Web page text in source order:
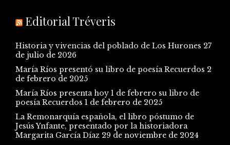
Editorial Tréveris
Historia y vivencias del poblado de Los Hurones 27
de julio de 2026
María Ríos presentó su libro de poesía Recuerdos 2
de febrero de 2025
María Ríos presenta hoy 1 de febrero su libro de
poesía Recuerdos 1 de febrero de 2025
La Remonarquía española, el libro póstumo de
Jesús Ynfante, presentado por la historiadora
Margarita García Díaz 29 de noviembre de 2024